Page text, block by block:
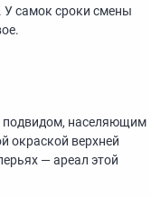
У самок сроки смены
подвидом, населяющим
окраской верхней
— ареал этой